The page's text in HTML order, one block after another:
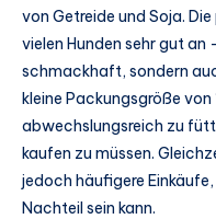
von Getreide und Soja.
vielen Hunden sehr gut an
schmackhaft, sondern
kleine Packungsgröße
abwechslungsreich zu
kaufen zu müssen.
jedoch häufigere
Nachteil sein kann.